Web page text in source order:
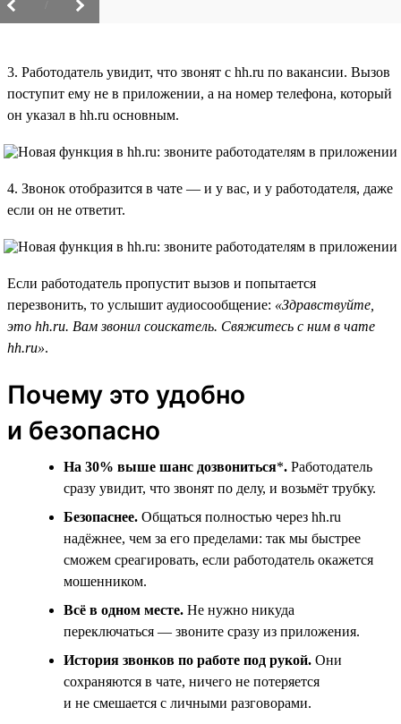
3. Работодатель увидит, что звонят с hh.ru по вакансии. Вызов
поступит ему не в приложении, а на номер телефона, который
он указал в hh.ru основным.
4. Звонок отобразится в чате — и у вас, и у работодателя, даже
если он не ответит.
Если работодатель пропустит вызов и попытается
перезвонить, то услышит аудиосообщение: «Здравствуйте,
это hh.ru. Вам звонил соискатель. Свяжитесь с ним в чате
hh.ru».
Почему это удобно
и безопасно
На 30% выше шанс дозвониться*. Работодатель
сразу увидит, что звонят по делу, и возьмёт трубку.
Безопаснее. Общаться полностью через hh.ru
надёжнее, чем за его пределами: так мы быстрее
сможем среагировать, если работодатель окажется
мошенником.
Всё в одном месте. Не нужно никуда
переключаться — звоните сразу из приложения.
История звонков по работе под рукой. Они
сохраняются в чате, ничего не потеряется
и не смешается с личными разговорами.